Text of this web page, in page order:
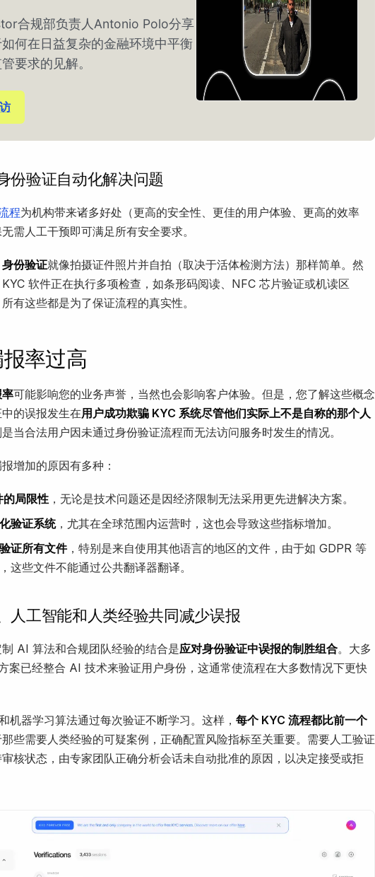
合规部负责人Antonio Polo分享
何在日益复杂的金融环境中平衡
要求的见解。
份验证自动化解决问题
程为机构带来诸多好处（更高的安全性、更佳的用户体验、更高的效率
需人工干预即可满足所有安全要求。
身份验证就像拍摄证件照片并自拍（取决于活体检测方法）那样简单。然
软件正在执行多项检查，如条形码阅读、NFC 芯片验证或机读区
有这些都是为了保证流程的真实性。
率过高
可能影响您的业务声誉，当然也会影响客户体验。但是，您了解这些概念
的误报发生在用户成功欺骗 KYC 系统尽管他们实际上不是自称的那个人
当合法用户因未通过身份验证流程而无法访问服务时发生的情况。
增加的原因有多种：
的局限性 ，无论是技术问题还是因经济限制无法采用更先进解决方案。
验证系统，尤其在全球范围内运营时，这也会导致这些指标增加。
证所有文件，特别是来自使用其他语言的地区的文件，由于如 GDPR 等
这些文件不能通过公共翻译器翻译。
人工智能和人类经验共同减少误报
AI 算法和合规团队经验的结合是应对身份验证中误报的制胜组合。大多
案已经整合 AI 技术来验证用户身份，这通常使流程在大多数情况下更快
机器学习算法通过每次验证不断学习。这样， 每个 KYC 流程都比前一个
那些需要人类经验的可疑案例，正确配置风险指标至关重要。需要人工验证
核状态，由专家团队正确分析会话未自动批准的原因，以决定接受或拒